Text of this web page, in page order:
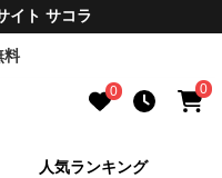
イト サコラ
料
0 0
人気ランキング